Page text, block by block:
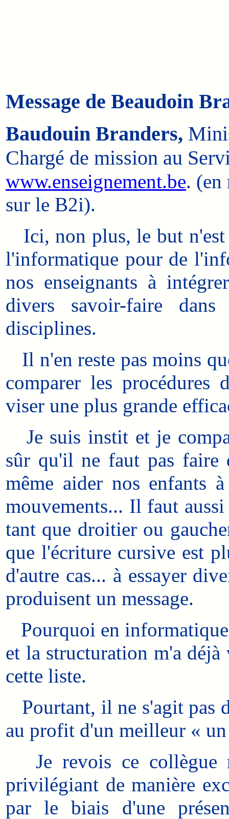
Message de Beaudoin
Baudouin Branders,
Chargé de mission au
www.enseignement.be. (en
sur le B2i).
Ici, non plus, le but n'est
l'informatique pour de
nos enseignants à
divers savoir-faire
disciplines.
Il n'en reste pas moins
comparer les procédures
viser une plus grande
Je suis instit et je
sûr qu'il ne faut pas faire
même aider nos enfants
mouvements... Il faut
tant que droitier ou
que l'écriture cursive est
d'autre cas... à essayer
produisent un message.
Pourquoi en
et la structuration m'a déjà
cette liste.
Pourtant, il ne s'agit pas
au profit d'un meilleur «
Je revois ce collègue
privilégiant de manière
par le biais d'une